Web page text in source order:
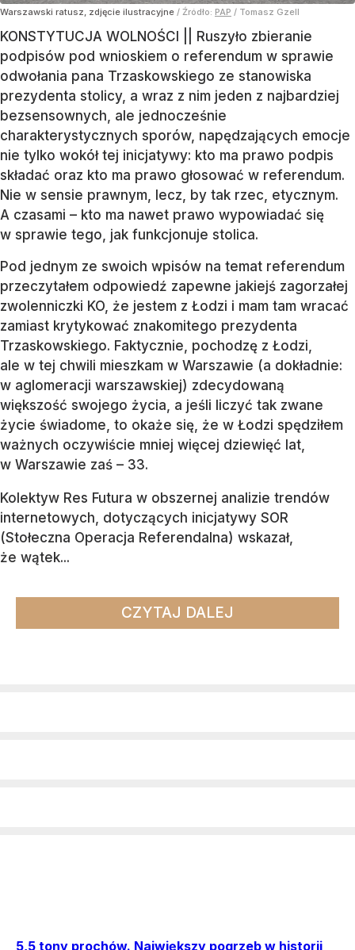
Warszawski ratusz, zdjęcie ilustracyjne / Źródło: PAP / Tomasz Gzell
KONSTYTUCJA WOLNOŚCI || Ruszyło zbieranie
podpisów pod wnioskiem o referendum w sprawie
odwołania pana Trzaskowskiego ze stanowiska
prezydenta stolicy, a wraz z nim jeden z najbardziej
bezsensownych, ale jednocześnie
charakterystycznych sporów, napędzających emocje
nie tylko wokół tej inicjatywy: kto ma prawo podpis
składać oraz kto ma prawo głosować w referendum.
Nie w sensie prawnym, lecz, by tak rzec, etycznym.
A czasami – kto ma nawet prawo wypowiadać się
w sprawie tego, jak funkcjonuje stolica.
Pod jednym ze swoich wpisów na temat referendum
przeczytałem odpowiedź zapewne jakiejś zagorzałej
zwolenniczki KO, że jestem z Łodzi i mam tam wracać
zamiast krytykować znakomitego prezydenta
Trzaskowskiego. Faktycznie, pochodzę z Łodzi,
ale w tej chwili mieszkam w Warszawie (a dokładnie:
w aglomeracji warszawskiej) zdecydowaną
większość swojego życia, a jeśli liczyć tak zwane
życie świadome, to okaże się, że w Łodzi spędziłem
ważnych oczywiście mniej więcej dziewięć lat,
w Warszawie zaś – 33.
Kolektyw Res Futura w obszernej analizie trendów
internetowych, dotyczących inicjatywy SOR
(Stołeczna Operacja Referendalna) wskazał,
że wątek...
CZYTAJ DALEJ
5,5 tony prochów. Największy pogrzeb w historii